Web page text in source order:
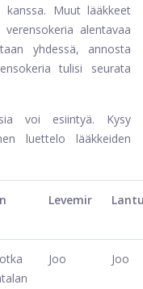
Muut lääkkeet
alentavaa
yhdessä, annosta
tulisi seurata
voi esiintyä. Kysy
luettelo lääkkeiden
Levemir
Joo Joo